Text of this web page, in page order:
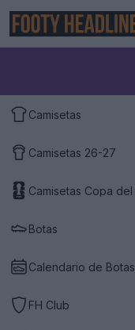
Camisetas
Camisetas 26-27
Botas
Calendario de Botas
FH Club